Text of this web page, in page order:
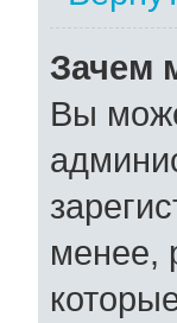
Зачем
Вы
менее,